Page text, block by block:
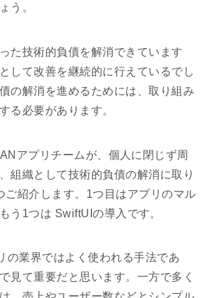
う。
た技術的負債を解消できています
して改善を継続的に行えているでし
の解消を進めるためには、取り組み
る必要があります。
アプリチームが、個人に閉じず周
組織として技術的負債の解消に取り
ご紹介します。1つ目はアプリのマル
う1つは SwiftUIの導入です。
の業界ではよく使われる手法であ
見て重要だと思います。一方で多く